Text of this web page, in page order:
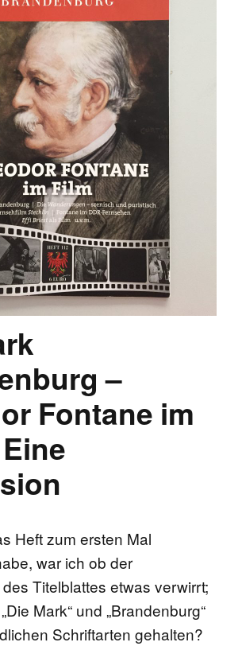
–
Fontane im
Heft zum ersten Mal
war ich ob der
Titelblattes etwas verwirrt;
Mark“ und „Brandenburg“
Schriftarten gehalten?